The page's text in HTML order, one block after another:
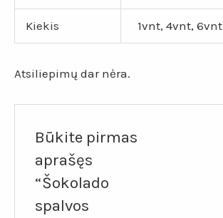
Kiekis 1vnt, 4vnt, 6vnt
Atsiliepimų dar nėra.
Būkite pirmas
aprašęs
“Šokolado
spalvos